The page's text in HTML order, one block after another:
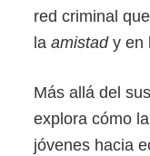
red criminal
la amistady en
Más allá del
explora cómo
jóvenes hacia